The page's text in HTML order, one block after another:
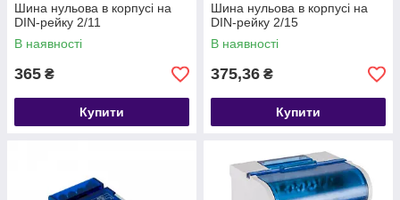
Шина нульова в корпусі на
DIN-рейку 2/11
В наявності
365 ₴
Купити
Шина нульова в корпусі на
DIN-рейку 2/15
В наявності
375,36 ₴
Купити